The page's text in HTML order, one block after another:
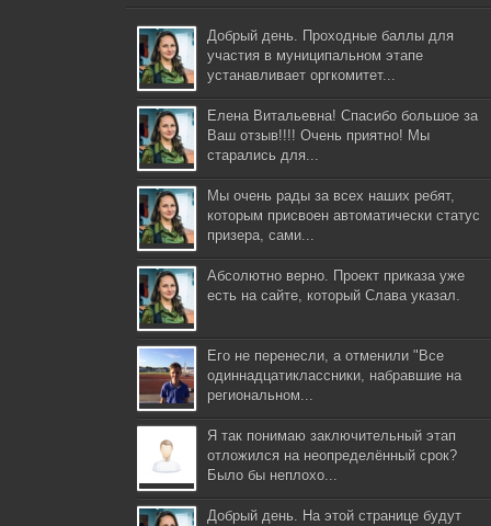
Добрый день. Проходные баллы для
участия в муниципальном этапе
устанавливает оргкомитет...
Елена Витальевна! Спасибо большое за
Ваш отзыв!!!! Очень приятно! Мы
старались для...
Мы очень рады за всех наших ребят,
которым присвоен автоматически статус
призера, сами...
Абсолютно верно. Проект приказа уже
есть на сайте, который Слава указал.
Его не перенесли, а отменили "Все
одиннадцатиклассники, набравшие на
региональном...
Я так понимаю заключительный этап
отложился на неопределённый срок?
Было бы неплохо...
Добрый день. На этой странице будут